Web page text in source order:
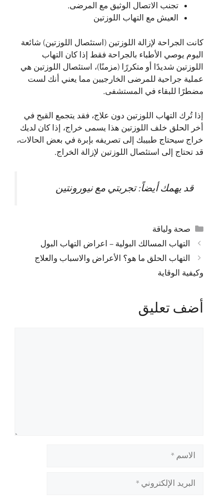
تجنب الاتصال الوثيق مع المرضى.
العيش مع التهاب اللوزتين
كانت الجراحة لإزالة اللوزتين (استئصال اللوزتين) شائعة
اليوم يوصي الأطباء بالجراحة فقط إذا كان التهاب
اللوزتين شديدًا أو متكررًا (مزمنًا)، استئصال اللوزتين هي
عملية جراحية للمرضى الخارجيين مما يعني أنك لست
مضطرًا للبقاء في المستشفى.
إذا تُرك التهاب اللوزتين دون علاج، فقد يتجمع القيح في
أخر الحلق خلف اللوزتين هذا يسمى خراج، إذا كان لديك
خراج سيحتاج طبيبك إلى تصريفه بإبرة في بعض الحالات،
قد تحتاج إلى استئصال اللوزتين لإزالة الخراج.
قد يهمك أيضاً:تجربتي مع نيورونتين
التصنيفات
صحة ولياقة
التهاب المسالك البولية – اعراض التهاب البول
التهاب الحلق ما هو؟ الأعراض والاسباب والعلاج
وكيفية الوقاية
أضف تعليق
الاسم
البريد
الإلكتروني